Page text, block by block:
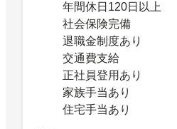
年間休日120日以上
社会保険完備
退職金制度あり
交通費支給
正社員登用あり
家族手当あり
住宅手当あり